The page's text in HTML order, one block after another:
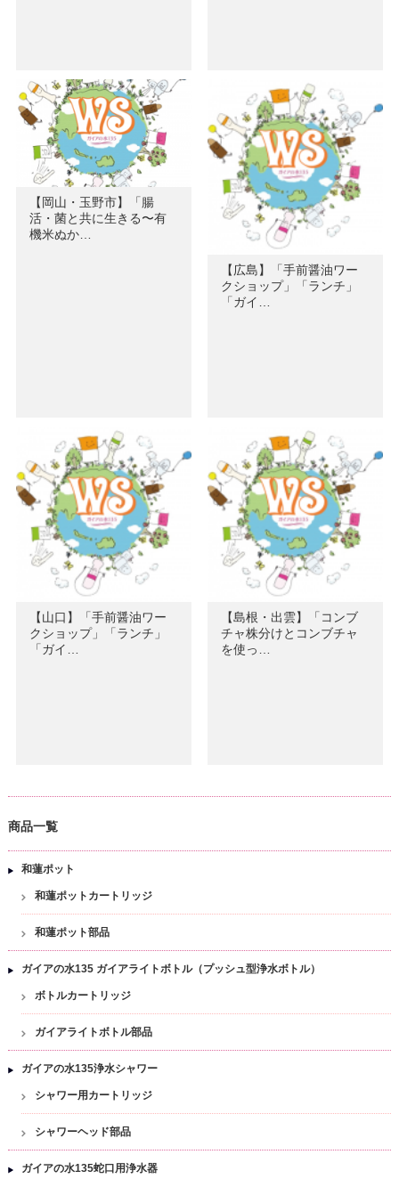
【岡山・玉野市】「腸
活・菌と共に生きる〜有
機米ぬか…
【広島】「手前醤油ワー
クショップ」「ランチ」
「ガイ…
【山口】「手前醤油ワー
クショップ」「ランチ」
「ガイ…
【島根・出雲】「コンブ
チャ株分けとコンブチャ
を使っ…
商品一覧
和蓮ポット
和蓮ポットカートリッジ
和蓮ポット部品
ガイアの水135 ガイアライトボトル（プッシュ型浄水ボトル）
ボトルカートリッジ
ガイアライトボトル部品
ガイアの水135浄水シャワー
シャワー用カートリッジ
シャワーヘッド部品
ガイアの水135蛇口用浄水器